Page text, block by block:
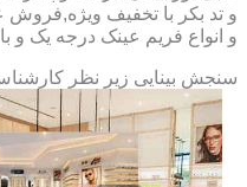
و تد بکر با تخفیف ویژه,فروش
و انواع فریم عینک درجه یک و
سنجش بینایی زیر نظر